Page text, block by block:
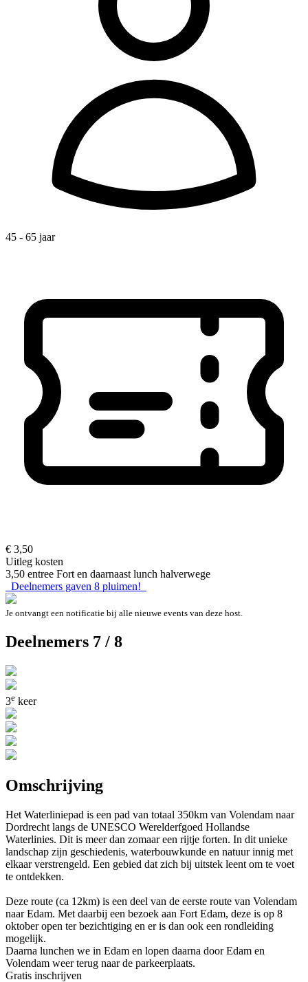
45 - 65 jaar
€ 3,50
Uitleg kosten
3,50 entree Fort en daarnaast lunch halverwege
Deelnemers gaven 8 pluimen!
Je ontvangt een notificatie bij alle nieuwe events van deze host.
Deelnemers 7 / 8
3e keer
Omschrijving
Het Waterliniepad is een pad van totaal 350km van Volendam naar
Dordrecht langs de UNESCO Werelderfgoed Hollandse
Waterlinies. Dit is meer dan zomaar een rijtje forten. In dit unieke
landschap zijn geschiedenis, waterbouwkunde en natuur innig met
elkaar verstrengeld. Een gebied dat zich bij uitstek leent om te voet
te ontdekken.
Deze route (ca 12km) is een deel van de eerste route van Volendam
naar Edam. Met daarbij een bezoek aan Fort Edam, deze is op 8
oktober open ter bezichtiging en er is dan ook een rondleiding
mogelijk.
Daarna lunchen we in Edam en lopen daarna door Edam en
Volendam weer terug naar de parkeerplaats.
Gratis inschrijven